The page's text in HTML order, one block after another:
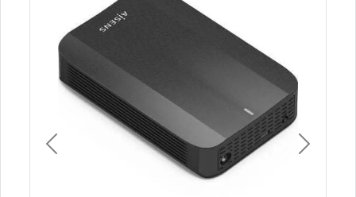
Previous Next